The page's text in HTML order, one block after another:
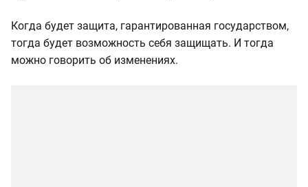
Когда будет защита, гарантированная государством,
тогда будет возможность себя защищать. И тогда
можно говорить об изменениях.